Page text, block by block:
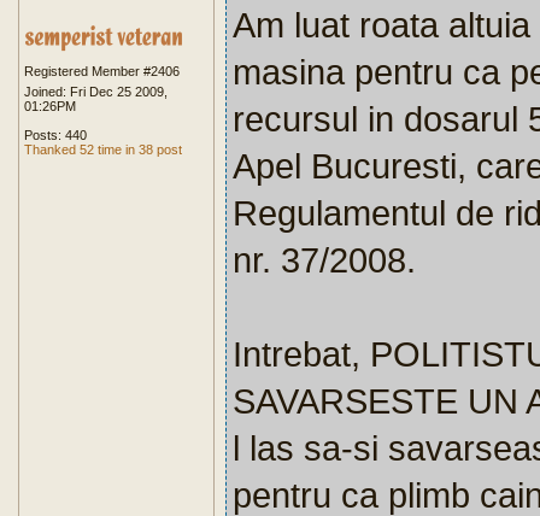
Registered Member #2406
Joined: Fri Dec 25 2009,
01:26PM
Posts: 440
Thanked 52 time in 38 post
Am luat roata
masina pentru ca
recursul in dosarul
Apel Bucuresti,
Regulamentul de
nr. 37/2008.
Intrebat,
SAVARSESTE UN
l las sa-si
pentru ca plimb